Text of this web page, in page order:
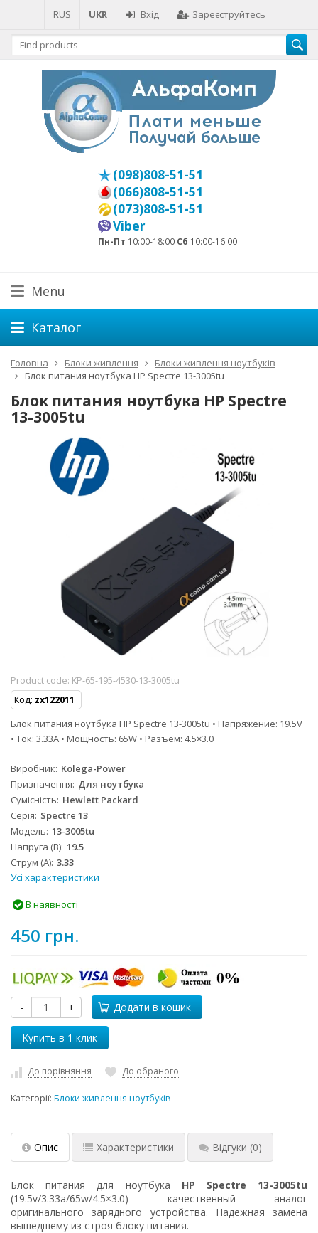
RUS UKR Вхід Зареєструйтесь
(098)808-51-51
(066)808-51-51
(073)808-51-51
Viber
Пн-Пт 10:00-18:00 Сб 10:00-16:00
Menu
Каталог
Головна Блоки живлення
Блоки живлення ноутбуків
Блок питания ноутбука HP Spectre 13-3005tu
Блок питания ноутбука HP Spectre
13-3005tu
Product code: KP-65-195-4530-13-3005tu
Код: zx122011
Блок питания ноутбука HP Spectre 13-3005tu • Напряжение: 19.5V
• Ток: 3.33A • Мощность: 65W • Разъем: 4.5×3.0
Виробник Kolega-Power
Призначення Для ноутбука
Сумісність Hewlett Packard
Серія Spectre 13
Модель 13-3005tu
Напруга (В) 19.5
Струм (А) 3.33
Усі характеристики
В наявності
450 грн.
- + Додати в кошик
До порівняння До обраного
Категорії: Блоки живлення ноутбуків
Опис Характеристики Відгуки (0)
Блок питания для ноутбука HP Spectre 13-3005tu
(19.5v/3.33a/65w/4.5×3.0) качественный аналог
оригинального зарядного устройства. Надежная замена
вышедшему из строя блоку питания.